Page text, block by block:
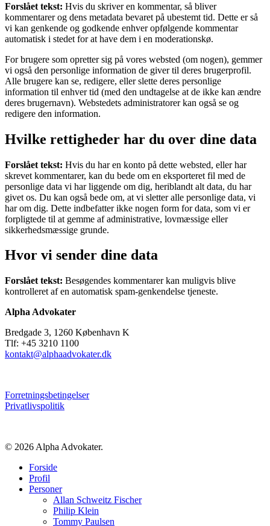
Forslået tekst: Hvis du skriver en kommentar, så bliver
kommentarer og dens metadata bevaret på ubestemt tid. Dette er så
vi kan genkende og godkende enhver opfølgende kommentar
automatisk i stedet for at have dem i en moderationskø.
For brugere som opretter sig på vores websted (om nogen), gemmer
vi også den personlige information de giver til deres brugerprofil.
Alle brugere kan se, redigere, eller slette deres personlige
information til enhver tid (med den undtagelse at de ikke kan ændre
deres brugernavn). Webstedets administratorer kan også se og
redigere den information.
Hvilke rettigheder har du over dine data
Forslået tekst: Hvis du har en konto på dette websted, eller har
skrevet kommentarer, kan du bede om en eksporteret fil med de
personlige data vi har liggende om dig, heriblandt alt data, du har
givet os. Du kan også bede om, at vi sletter alle personlige data, vi
har om dig. Dette indbefatter ikke nogen form for data, som vi er
forpligtede til at gemme af administrative, lovmæssige eller
sikkerhedsmæssige grunde.
Hvor vi sender dine data
Forslået tekst: Besøgendes kommentarer kan muligvis blive
kontrolleret af en automatisk spam-genkendelse tjeneste.
Alpha Advokater
Bredgade 3, 1260 København K
Tlf: +45 3210 1100
kontakt@alphaadvokater.dk
Forretningsbetingelser
Privatlivspolitik
© 2026 Alpha Advokater.
Close
Menu
Forside
Profil
Personer
Allan Schweitz Fischer
Philip Klein
Tommy Paulsen